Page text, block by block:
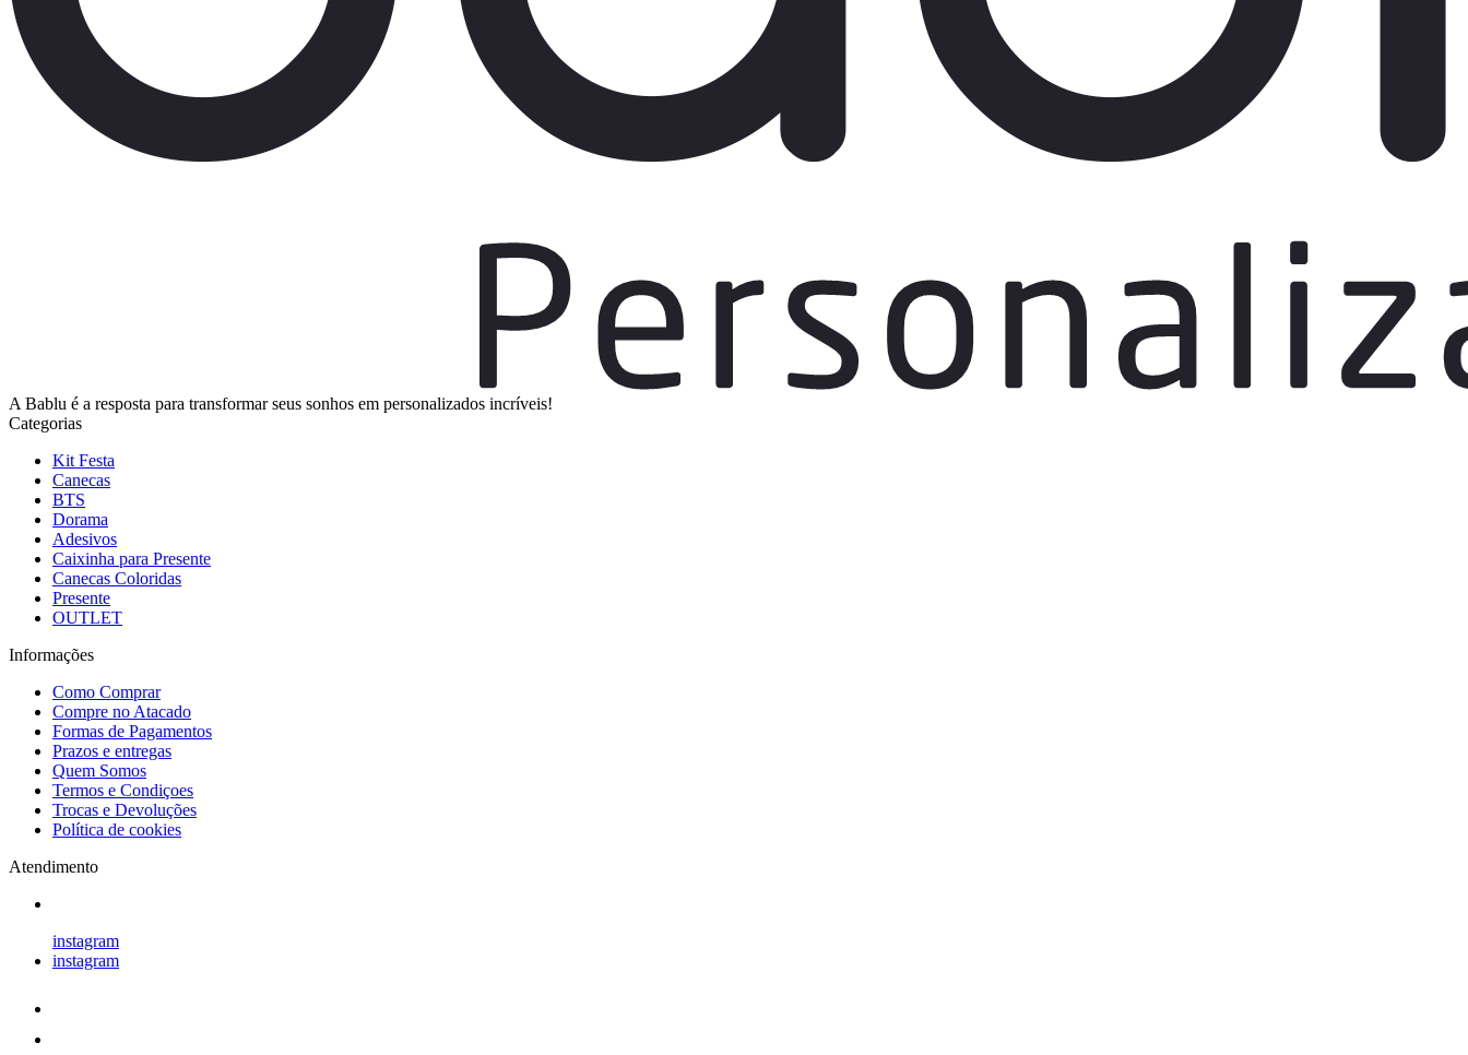
A Bablu é a resposta para transformar seus sonhos em personalizados incríveis!
Categorias
Kit Festa
Canecas
BTS
Dorama
Adesivos
Caixinha para Presente
Canecas Coloridas
Presente
OUTLET
Informações
Como Comprar
Compre no Atacado
Formas de Pagamentos
Prazos e entregas
Quem Somos
Termos e Condiçoes
Trocas e Devoluções
Política de cookies
Atendimento
instagram
instagram